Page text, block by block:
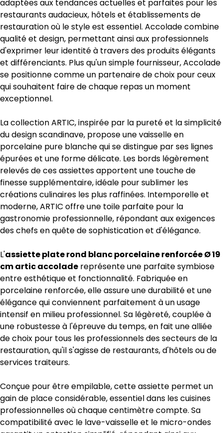
adaptées aux tendances actuelles et parfaites pour les
restaurants audacieux, hôtels et établissements de
restauration où le style est essentiel. Accolade combine
qualité et design, permettant ainsi aux professionnels
d'exprimer leur identité à travers des produits élégants
et différenciants. Plus qu'un simple fournisseur, Accolade
se positionne comme un partenaire de choix pour ceux
qui souhaitent faire de chaque repas un moment
exceptionnel.
La collection ARTIC, inspirée par la pureté et la simplicité
du design scandinave, propose une vaisselle en
porcelaine pure blanche qui se distingue par ses lignes
épurées et une forme délicate. Les bords légèrement
relevés de ces assiettes apportent une touche de
finesse supplémentaire, idéale pour sublimer les
créations culinaires les plus raffinées. Intemporelle et
moderne, ARTIC offre une toile parfaite pour la
gastronomie professionnelle, répondant aux exigences
des chefs en quête de sophistication et d'élégance.
L'assiette plate rond blanc porcelaine renforcée Ø 19
cm artic accolade représente une parfaite symbiose
entre esthétique et fonctionnalité. Fabriquée en
porcelaine renforcée, elle assure une durabilité et une
élégance qui conviennent parfaitement à un usage
intensif en milieu professionnel. Sa légèreté, couplée à
une robustesse à l'épreuve du temps, en fait une alliée
de choix pour tous les professionnels des secteurs de la
restauration, qu'il s'agisse de restaurants, d'hôtels ou de
services traiteurs.
Conçue pour être empilable, cette assiette permet un
gain de place considérable, essentiel dans les cuisines
professionnelles où chaque centimètre compte. Sa
compatibilité avec le lave-vaisselle et le micro-ondes